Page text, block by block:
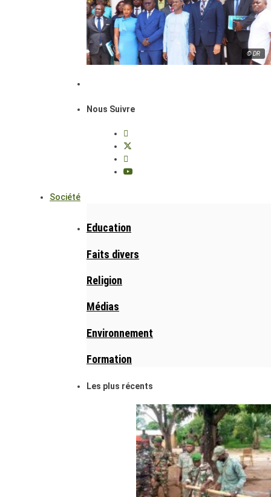
© DR
Nous Suivre
Société
Education
Faits divers
Religion
Médias
Environnement
Formation
Les plus récents